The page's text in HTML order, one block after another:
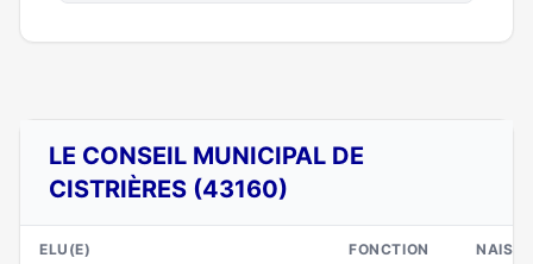
LE CONSEIL MUNICIPAL DE
CISTRIÈRES (43160)
ELU(E) FONCTION